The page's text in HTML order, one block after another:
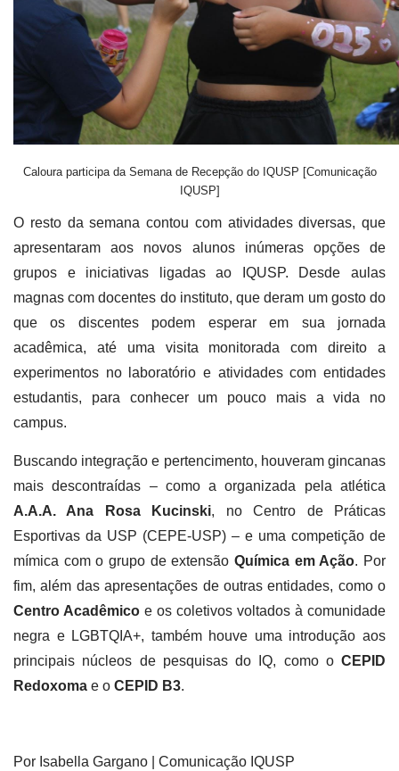
Caloura participa da Semana de Recepção do IQUSP [Comunicação
IQUSP]
O resto da semana contou com atividades diversas, que
apresentaram aos novos alunos inúmeras opções de
grupos e iniciativas ligadas ao IQUSP. Desde aulas
magnas com docentes do instituto, que deram um gosto do
que os discentes podem esperar em sua jornada
acadêmica, até uma visita monitorada com direito a
experimentos no laboratório e atividades com entidades
estudantis, para conhecer um pouco mais a vida no
campus.
Buscando integração e pertencimento, houveram gincanas
mais descontraídas – como a organizada pela atlética
A.A.A. Ana Rosa Kucinski, no Centro de Práticas
Esportivas da USP (CEPE-USP) – e uma competição de
mímica com o grupo de extensão Química em Ação. Por
fim, além das apresentações de outras entidades, como o
Centro Acadêmico e os coletivos voltados à comunidade
negra e LGBTQIA+, também houve uma introdução aos
principais núcleos de pesquisas do IQ, como o CEPID
Redoxoma e o CEPID B3.
Por Isabella Gargano | Comunicação IQUSP